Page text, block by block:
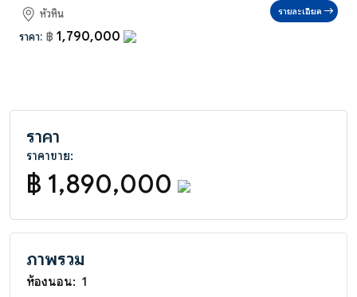
หัวหิน
ราคา: ฿ 1,790,000
รายละเอียด
ราคา
ราคาขาย:
฿ 1,890,000
ภาพรวม
ห้องนอน: 1